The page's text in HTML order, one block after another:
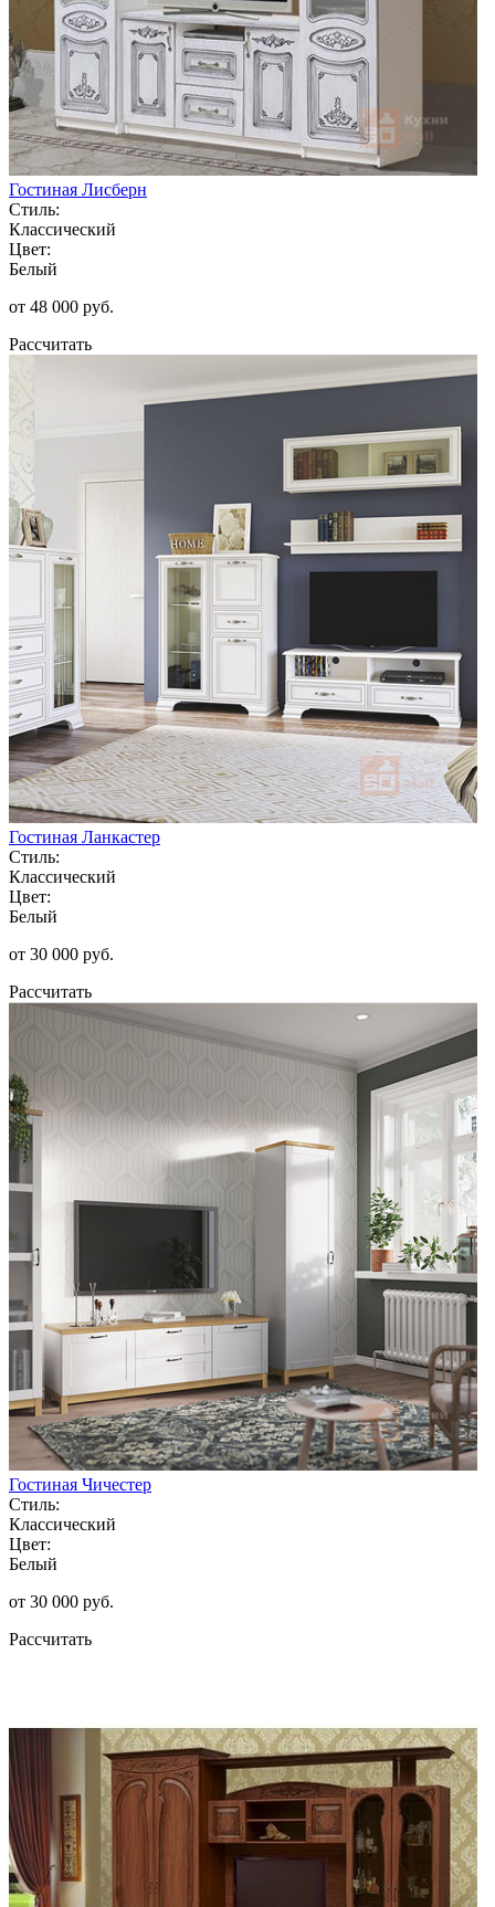
Гостиная Лисберн
Стиль:
Классический
Цвет:
Белый
от 48 000 руб.
Рассчитать
Гостиная Ланкастер
Стиль:
Классический
Цвет:
Белый
от 30 000 руб.
Рассчитать
Гостиная Чичестер
Стиль:
Классический
Цвет:
Белый
от 30 000 руб.
Рассчитать